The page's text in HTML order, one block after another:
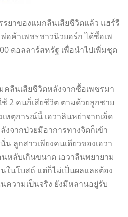
ยาของแมกลีนเสียชีวิตแล้ว แฮร์รี
อค้าเพชรชาวนิวยอร์ก ได้ซื้อเพ
ดอลลาร์สหรัฐ เพื่อนำไปเพิ่มชุด
ลีนเสียชีวิตหลังจากซื้อเพชรมา
2 คนก็เสียชีวิต ตามด้วยลูกชาย
หตุการณ์นี้ เอวาลินหย่าจากเอ็ด
งจากป่วยมีอาการทางจิตก็เข้า
ลูกสาวเพียงคนเดียวของเอวา
หลับเกินขนาด เอวาลีนพยายาม
ในโบสถ์ แต่ก็ไม่เป็นผลและต้อง
ความเป็นจริง ยังมีหลานอยู่รับ